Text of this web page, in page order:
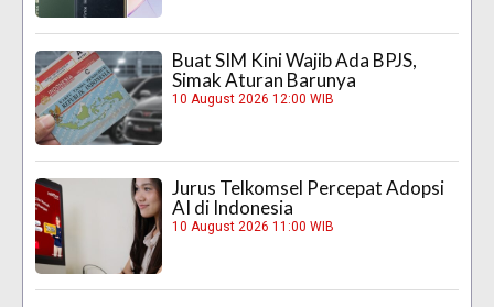
Buat SIM Kini Wajib Ada BPJS,
Simak Aturan Barunya
10 August 2026 12:00 WIB
Jurus Telkomsel Percepat Adopsi
AI di Indonesia
10 August 2026 11:00 WIB